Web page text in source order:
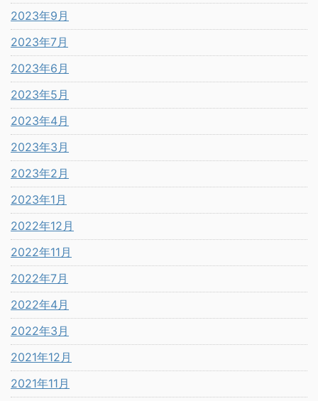
2023年9月
2023年7月
2023年6月
2023年5月
2023年4月
2023年3月
2023年2月
2023年1月
2022年12月
2022年11月
2022年7月
2022年4月
2022年3月
2021年12月
2021年11月